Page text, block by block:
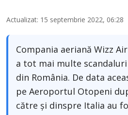
Actualizat: 15 septembrie 2022, 06:28
Compania aeriană Wizz
a tot mai multe
din România. De data
pe Aeroportul Otopeni
către și dinspre Italia au